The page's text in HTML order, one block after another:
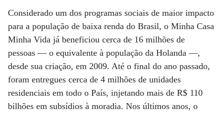
Considerado um dos programas sociais de maior impacto
para a população de baixa renda do Brasil, o Minha Casa
Minha Vida já beneficiou cerca de 16 milhões de
pessoas — o equivalente à população da Holanda —,
desde sua criação, em 2009. Até o final do ano passado,
foram entregues cerca de 4 milhões de unidades
residenciais em todo o País, injetando mais de R$ 110
bilhões em subsídios à moradia. Nos últimos anos, o